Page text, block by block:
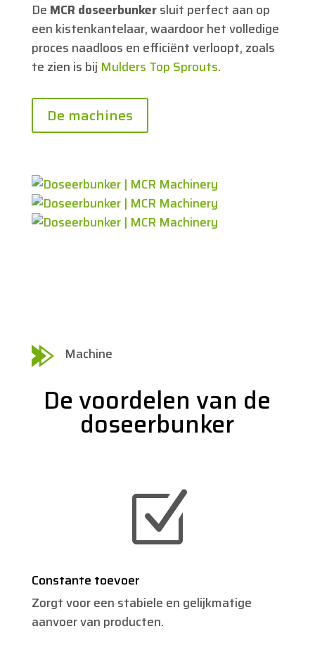
De MCR doseerbunkersluit perfect aan op
een kistenkantelaar, waardoor het volledige
proces naadloos en efficiënt verloopt, zoals
te zien is bij Mulders Top Sprouts.
De machines
Machine
De voordelen van de
doseerbunker
Z
Constante toevoer
Zorgt voor een stabiele en gelijkmatige
aanvoer van producten.